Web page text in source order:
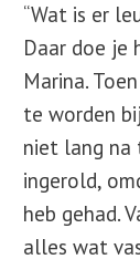
“Wat is er
Daar doe je
Marina.
te worden
niet lang na
ingerold,
heb gehad.
alles wat